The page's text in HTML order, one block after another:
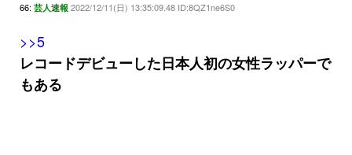
66: 芸人速報 2022/12/11(日) 13:35:09.48 ID:8QZ1ne6S0
>>5
レコードデビューした日本人初の女性ラッパーで
もある